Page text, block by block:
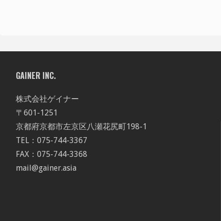
GAINER INC.
株式会社ゲイナー
〒601-1251
京都府京都市左京区八瀬花尻町198-1
TEL：075-744-3367
FAX：075-744-3368
mail@gainer.asia